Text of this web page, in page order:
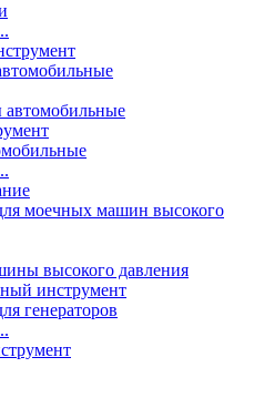
моечных машин высокого
высокого давления
инструмент
генераторов